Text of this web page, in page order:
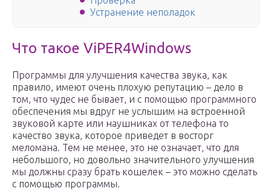
Устранение неполадок
Что такое ViPER4Windows
Программы для улучшения качества звука, как
правило, имеют очень плохую репутацию – дело в
том, что чудес не бывает, и с помощью программного
обеспечения мы вдруг не услышим на встроенной
звуковой карте или наушниках от телефона то
качество звука, которое приведет в восторг
меломана. Тем не менее, это не означает, что для
небольшого, но довольно значительного улучшения
мы должны сразу брать кошелек – это можно сделать
с помощью программы.